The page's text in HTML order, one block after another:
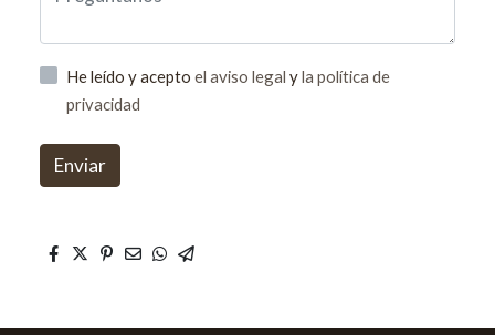
He leído y acepto el aviso legal yla política de
privacidad
Enviar